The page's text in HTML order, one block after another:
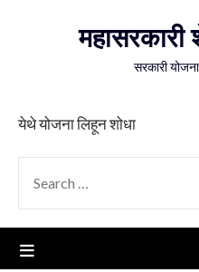
महासरकारी
सरकारी
येथे योजना लिहून शोधा
FOR: